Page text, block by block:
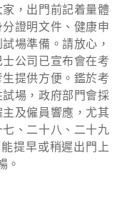
，出門前記着量體
證明文件、健康申
場準備。請放心，
公司已宣布會在考
提供方便。鑑於考
場，政府部門會採
及僱員響應，尤其
、二十八、二十九
提早或稍遲出門上
。